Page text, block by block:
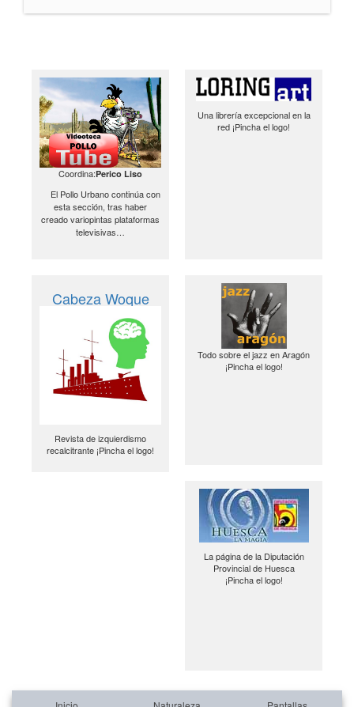
Coordina:Perico Liso
El Pollo Urbano continúa con
esta sección, tras haber
creado variopintas plataformas
televisivas…
Una librería excepcional en la
red ¡Pincha el logo!
Cabeza Woque
Revista de izquierdismo
recalcitrante ¡Pincha el logo!
Todo sobre el jazz en Aragón
¡Pincha el logo!
La página de la Diputación
Provincial de Huesca
¡Pincha el logo!